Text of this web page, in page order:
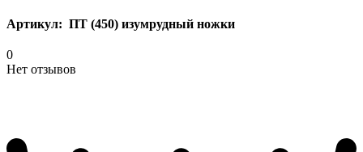
Артикул: ПТ (450) изумрудный ножки
0
Нет отзывов